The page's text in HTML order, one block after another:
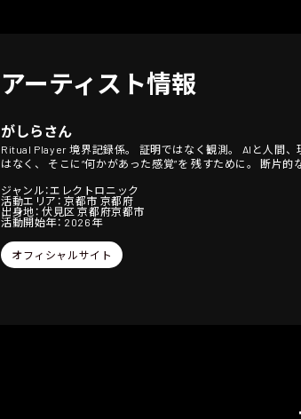
アーティスト情報
がしらさん
Ritual Player 境界記録係。 証明ではなく観測。 AIと人間
はなく、 そこに“何かがあった感覚”を 残すために。 断片
ジャンル：エレクトロニック
活動エリア： 京都市 京都府
出身地： 伏見区 京都府京都市
活動開始年： 2026年
オフィシャルサイト